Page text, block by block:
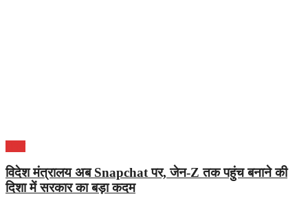
विदेश मंत्रालय अब Snapchat पर, जेन-Z तक पहुंच बनाने की
दिशा में सरकार का बड़ा कदम